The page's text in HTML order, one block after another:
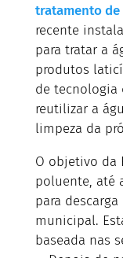
tratamento
recente
para tratar a
produtos
de tecnologia
reutilizar a
limpeza da
O objetivo da
poluente, até
para
municipal.
baseada nas